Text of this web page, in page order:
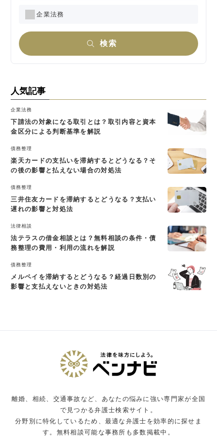
企業法務
検索
人気記事
企業法務
下請法の対象になる取引とは？取引内容と資本
金区分による判断基準を解説
債務整理
楽天カードの支払いを滞納するとどうなる？そ
の後の影響と払えない場合の対処法
債務整理
三井住友カードを滞納するとどうなる？支払い
遅れの影響と対処法
法律相談
法テラスの借金相談とは？無料相談の条件・債
務整理の費用・利用の流れを解説
債務整理
メルペイを滞納するとどうなる？経過日数別の
影響と支払えないときの対処法
離婚、相続、交通事故など、あなたの悩みに強い専門家が全国
で見つかる弁護士検索サイト。
分野別に特化しているため、最適な弁護士を効率的に探せま
す。無料相談可能な事務所も多数掲載中。